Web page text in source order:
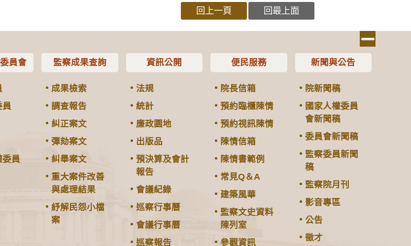
回上一頁 回最上面
員會
員
委員
監察成果查詢
成果檢索
調查報告
糾正案文
彈劾案文
糾舉案文
重大案件改善
與處理結果
紓解民怨小檔
案
資訊公開
法規
統計
廉政園地
出版品
預決算及會計
報告
會議紀錄
巡察行事曆
會議行事曆
巡察報告
便民服務
院長信箱
預約臨櫃陳情
預約視訊陳情
陳情信箱
陳情書範例
常見Q＆A
建築風華
監察文史資料
陳列室
參觀資訊
新聞與公告
院新聞稿
國家人權委員
會新聞稿
委員會新聞稿
監察委員新聞
稿
監察院月刊
影音專區
公告
徵才